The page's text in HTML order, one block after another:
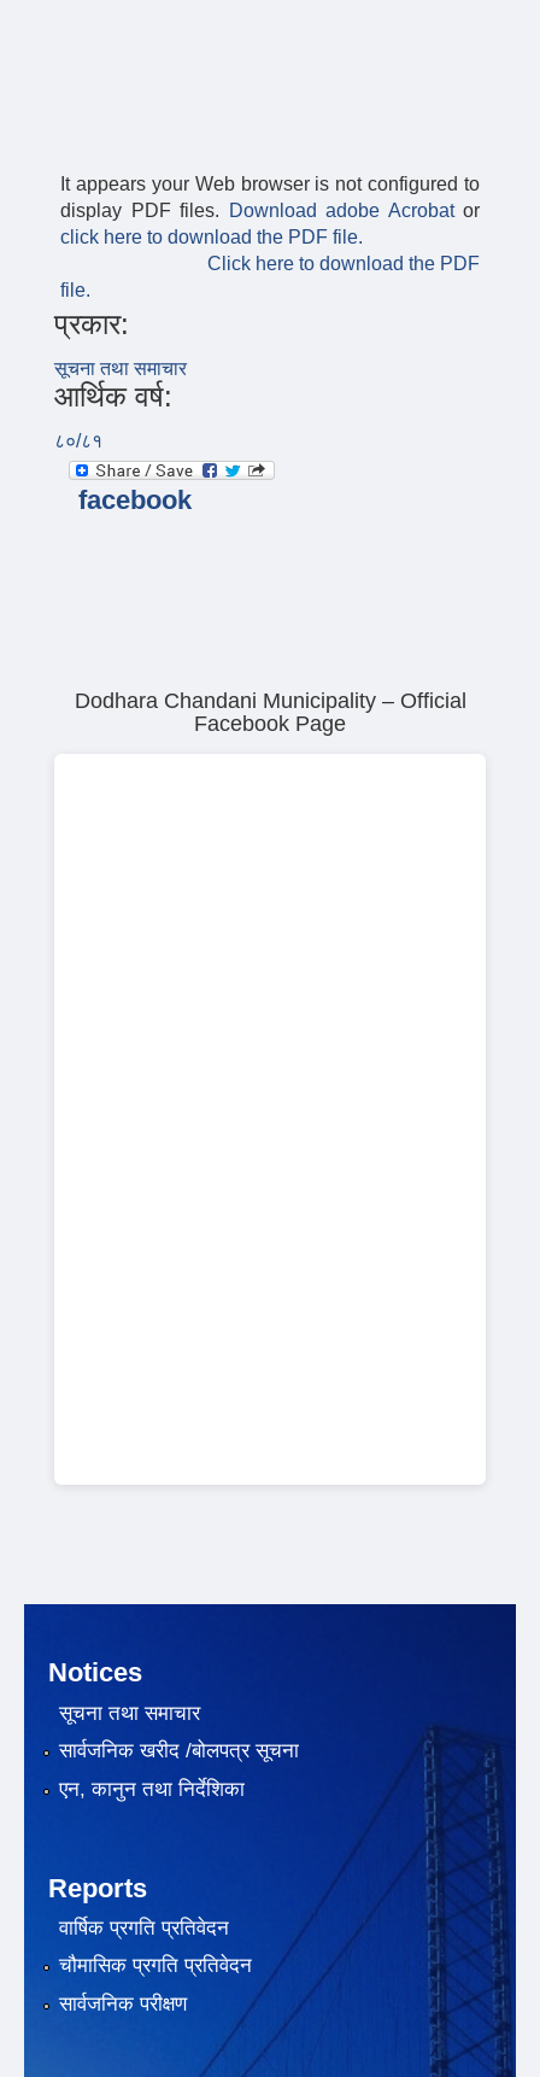
It appears your Web browser is not configured to
display PDF files.
Download adobe Acrobat or
click here to download the PDF file.
Click here to download the PDF
file.
प्रकार:
सूचना तथा समाचार
आर्थिक वर्ष:
८०/८१
facebook
Dodhara Chandani Municipality – Official
Facebook Page
Notices
सूचना तथा समाचार
सार्वजनिक खरीद /बोलपत्र सूचना
एन, कानुन तथा निर्देशिका
Reports
वार्षिक प्रगति प्रतिवेदन
चौमासिक प्रगति प्रतिवेदन
सार्वजनिक परीक्षण